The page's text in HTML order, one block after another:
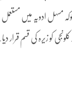
مسہل ادویہ میں
کلونجی کو زیرہ کی قسم قرار